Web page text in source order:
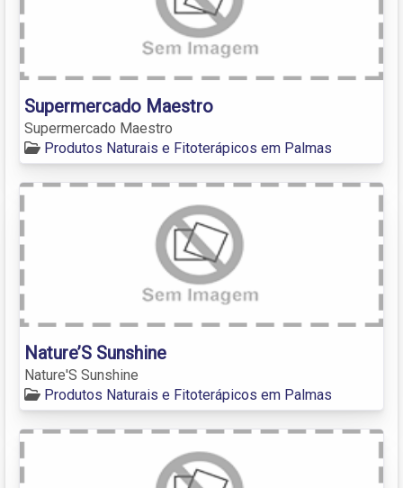
Supermercado Maestro
Supermercado Maestro
Produtos Naturais e Fitoterápicos em Palmas
Nature’S Sunshine
Nature'S Sunshine
Produtos Naturais e Fitoterápicos em Palmas